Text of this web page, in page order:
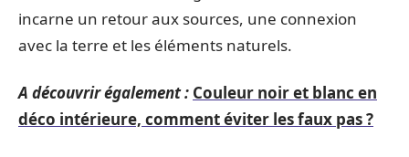
incarne un retour aux sources, une connexion
avec la terre et les éléments naturels.
A découvrir également : Couleur noir et blanc en
déco intérieure, comment éviter les faux pas ?